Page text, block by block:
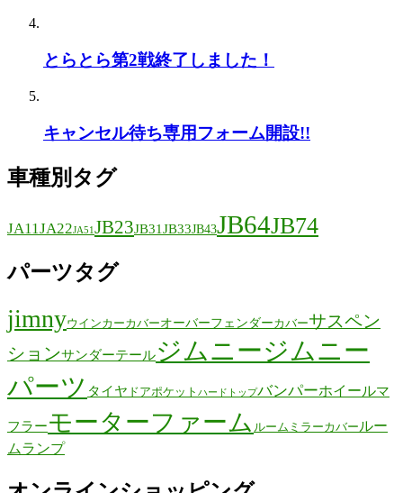
とらとら第2戦終了しました！
キャンセル待ち専用フォーム開設!!
車種別タグ
JA11JA22JA51 JB23JB31JB33JB43JB64JB74
パーツタグ
jimnyウインカーカバーオーバーフェンダーカバーサスペン
ションサンダーテールジムニージムニー
パーツ タイヤ ドアポケット ハードトップバンパーホイールマ
フラーモーターファーム ルームミラーカバー ルー
ムランプ